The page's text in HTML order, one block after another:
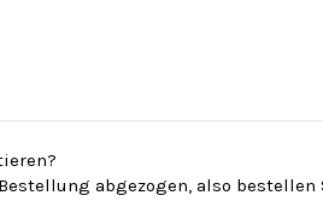
abgezogen, also